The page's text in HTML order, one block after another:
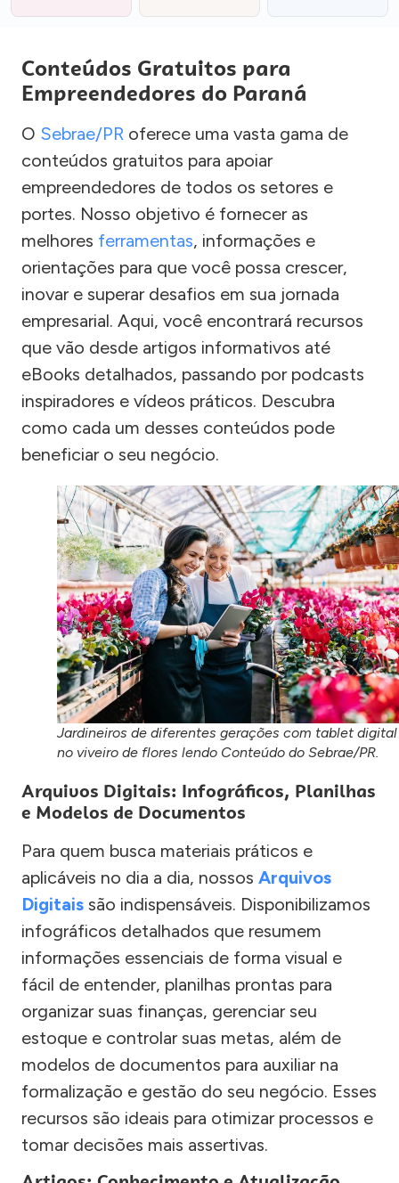
Conteúdos Gratuitos para
Empreendedores do Paraná
O Sebrae/PR oferece uma vasta gama de
conteúdos gratuitos para apoiar
empreendedores de todos os setores e
portes. Nosso objetivo é fornecer as
melhores ferramentas, informações e
orientações para que você possa crescer,
inovar e superar desafios em sua jornada
empresarial. Aqui, você encontrará recursos
que vão desde artigos informativos até
eBooks detalhados, passando por podcasts
inspiradores e vídeos práticos. Descubra
como cada um desses conteúdos pode
beneficiar o seu negócio.
Jardineiros de diferentes gerações com tablet digital
no viveiro de flores lendo Conteúdo do Sebrae/PR.
Arquivos Digitais: Infográficos, Planilhas
e Modelos de Documentos
Para quem busca materiais práticos e
aplicáveis no dia a dia, nossos Arquivos
Digitais são indispensáveis. Disponibilizamos
infográficos detalhados que resumem
informações essenciais de forma visual e
fácil de entender, planilhas prontas para
organizar suas finanças, gerenciar seu
estoque e controlar suas metas, além de
modelos de documentos para auxiliar na
formalização e gestão do seu negócio. Esses
recursos são ideais para otimizar processos e
tomar decisões mais assertivas.